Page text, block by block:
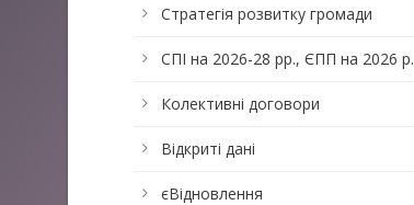
Стратегія розвитку громади
СПІ на 2026-28 рр., ЄПП на 2026 р.
Колективні договори
Відкриті дані
єВідновлення